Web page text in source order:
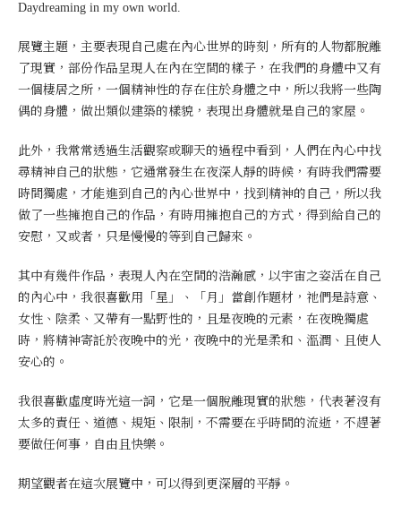
Daydreaming in my own world.
展覽主題，主要表現自己處在內心世界的時刻，所有的人物都脫離
了現實，部份作品呈現人在內在空間的樣子，在我們的身體中又有
一個棲居之所，一個精神性的存在住於身體之中，所以我將一些陶
偶的身體，做出類似建築的樣貌，表現出身體就是自己的家屋。
此外，我常常透過生活觀察或聊天的過程中看到，人們在內心中找
尋精神自己的狀態，它通常發生在夜深人靜的時候，有時我們需要
時間獨處，才能進到自己的內心世界中，找到精神的自己，所以我
做了一些擁抱自己的作品，有時用擁抱自己的方式，得到給自己的
安慰，又或者，只是慢慢的等到自己歸來。
其中有幾件作品，表現人內在空間的浩瀚感，以宇宙之姿活在自己
的內心中，我很喜歡用「星」、「月」當創作題材，祂們是詩意、
女性、陰柔、又帶有一點野性的，且是夜晚的元素，在夜晚獨處
時，將精神寄託於夜晚中的光，夜晚中的光是柔和、溫潤、且使人
安心的。
我很喜歡虛度時光這一詞，它是一個脫離現實的狀態，代表著沒有
太多的責任、道德、規矩、限制，不需要在乎時間的流逝，不趕著
要做任何事，自由且快樂。
期望觀者在這次展覽中，可以得到更深層的平靜。